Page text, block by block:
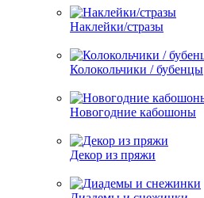
Наклейки/стразы
Колокольчики / бубенцы
Новогодние кабошоны
Декор из пряжи